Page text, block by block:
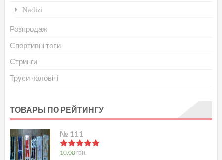
Nadizi
Розпродаж
Спортивні топи
Стринги
Труси чоловічі
ТОВАРЫ ПО РЕЙТИНГУ
№ 111
в 5.00 з 5
10.00 грн.